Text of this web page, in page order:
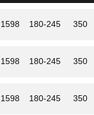
1598 180-245 350
1598 180-245 350
1598 180-245 350